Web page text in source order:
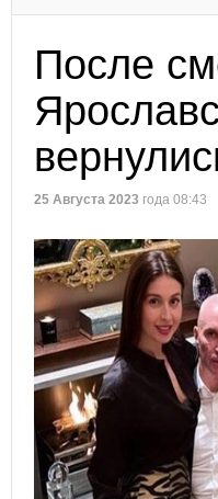
После
25 Августа 2023 года 08:43